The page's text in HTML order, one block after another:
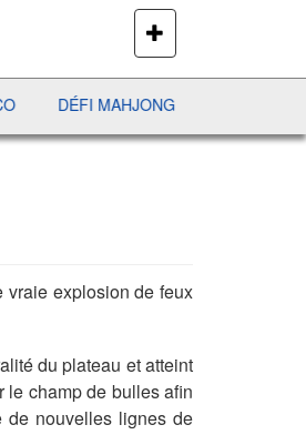
PLUS
DE
JEUX
MAHJONG RÉCRÉ À LETTRES
explosion de feux
du plateau et atteint
le champ de bulles afin
de nouvelles lignes de